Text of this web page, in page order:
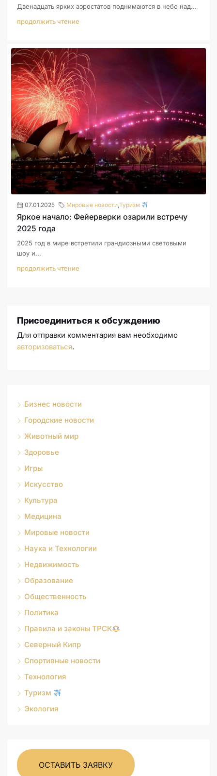
Двенадцать ярких аэростатов поднимаются в небо над...
продолжить чтение
07.01.2025 Мировые новости,Туризм
Яркое начало: Фейерверки озарили встречу
2025 года
2025 год в мире встретили грандиозными световыми
шоу и...
продолжить чтение
Присоединиться к обсуждению
Для отправки комментария вам необходимо
авторизоваться.
Бизнес новости
Городские новости
Животный мир
Здоровье
Игры
Искусство
Культура
Медицина
Мировые новости
Наука и Технологии
Недвижимость
Образование
Общественность
Политика
Правила и законы ТРСК
Северный Кипр
Спортивные новости
Технология
Туризм
Экология
ОСТАВИТЬ ЗАЯВКУ